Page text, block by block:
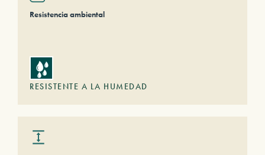
Resistencia ambiental
RESISTENTE A LA HUMEDAD